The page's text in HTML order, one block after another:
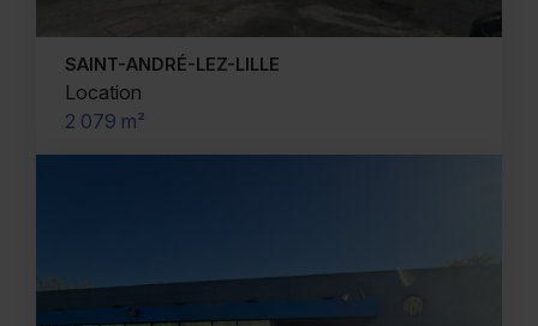
SAINT-ANDRÉ-LEZ-LILLE
Location
2 079 m²